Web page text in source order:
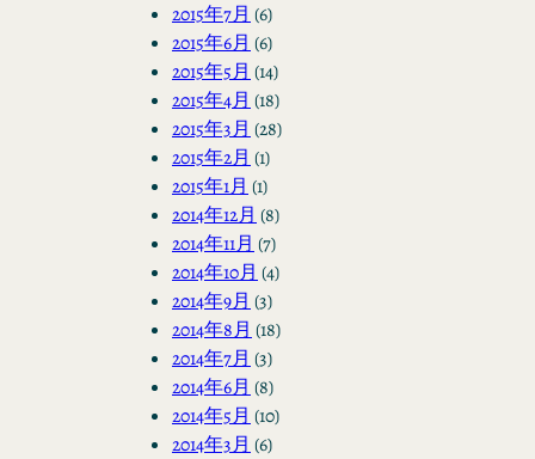
2015年7月 (6)
2015年6月 (6)
2015年5月 (14)
2015年4月 (18)
2015年3月 (28)
2015年2月 (1)
2015年1月 (1)
2014年12月 (8)
2014年11月 (7)
2014年10月 (4)
2014年9月 (3)
2014年8月 (18)
2014年7月 (3)
2014年6月 (8)
2014年5月 (10)
2014年3月 (6)